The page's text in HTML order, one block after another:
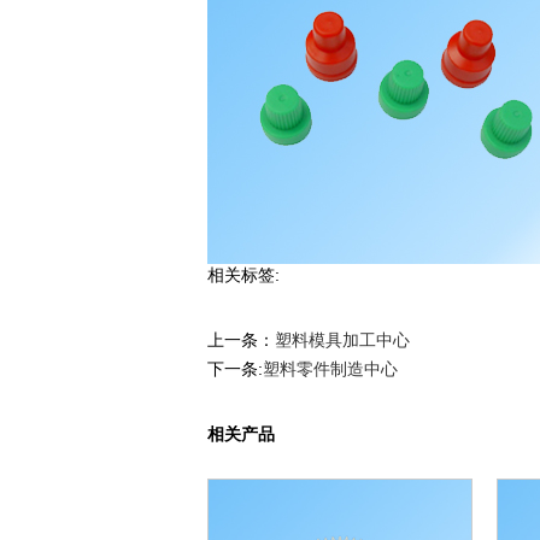
相关标签:
上一条： 塑料模具加工中心
下一条:塑料零件制造中心
相关产品